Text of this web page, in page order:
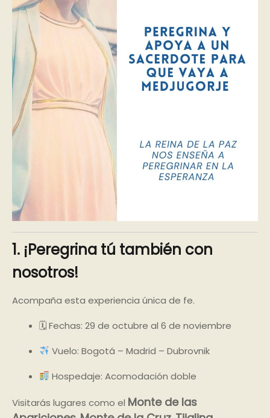
1. ¡Peregrina tú también con
nosotros!
Acompaña esta experiencia única de fe.
🗓 Fechas: 29 de octubre al 6 de noviembre
Vuelo: Bogotá – Madrid – Dubrovnik
Hospedaje: Acomodación doble
Visitarás lugares como el Monte de las